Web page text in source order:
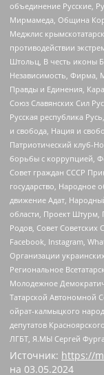
объединение Русские,
Мирмамеда, Община
Меджлис
противодействии
Штольц, В честь иконы
Независимость, Фирма,
Правды и Единения,
Союз Славянских Сил
Русская республика
и свобода, Нация и
Патриотический клуб-
борьбы с коррупцией,
Совет граждан СССР
государство, Народное
движение Адат,
области, Проект Штурм,
Родов, Совет Советских
Facebook, Instagram,
Организации
Региональное
Молодежное
Татарской Автономной
ойрат-калмыцкого
депутатов
ЛГБТ, Я.МЫ Сергей
Источник: https://
на 03.05.2024